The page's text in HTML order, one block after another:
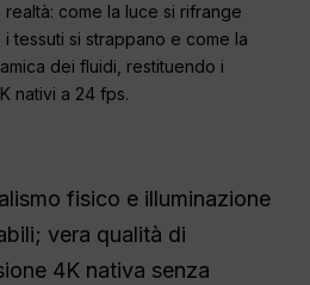
come la luce si rifrange
tessuti si strappano e come la
dei fluidi, restituendo i
nativi a 24 fps.
fisico e illuminazione
vera qualità di
4K nativa senza